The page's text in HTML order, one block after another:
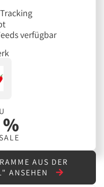
verfügbar
AUS DER
ANSEHEN